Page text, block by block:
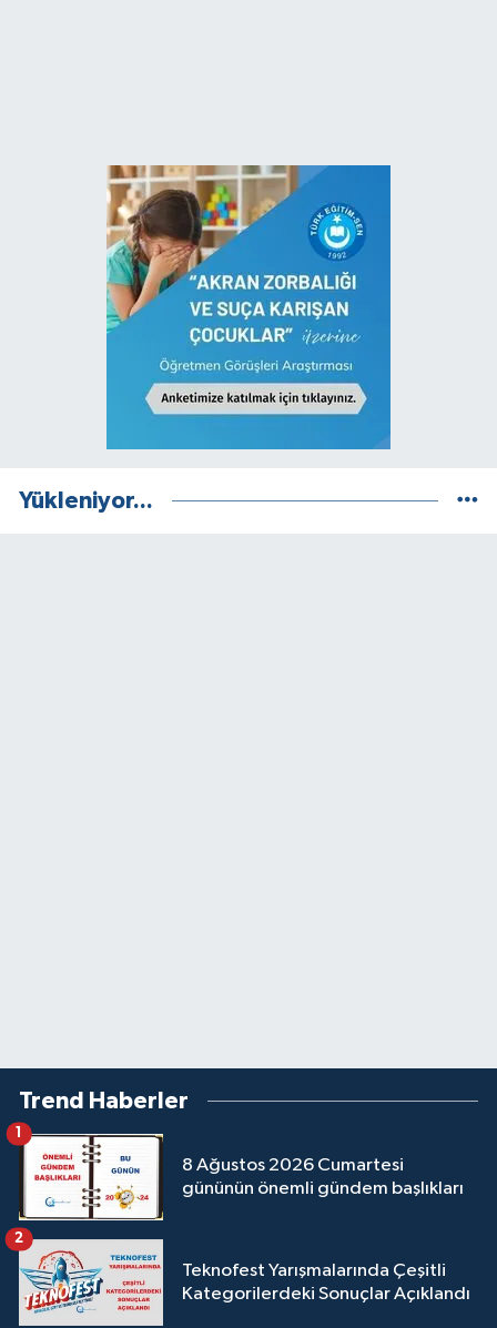
Yükleniyor...
Trend Haberler
8 Ağustos 2026 Cumartesi
gününün önemli gündem başlıkları
1
Teknofest Yarışmalarında Çeşitli
Kategorilerdeki Sonuçlar Açıklandı
2